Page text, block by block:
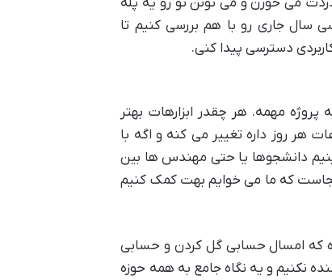
سال جاری رو با هم بررسی کنیم تا
دسترسی پیدا کنی.
مهمه. هر چقدر ابزارهات بهتر
هر روز داره تغییر می کنه و اگه با
دانشجوها یا حتی مهندس ها بین
که ما می خوایم بهت کمک کنیم
که امسال حسابی گل کردن و حسابی
نکنیم و یه نگاه جامع به همه حوزه